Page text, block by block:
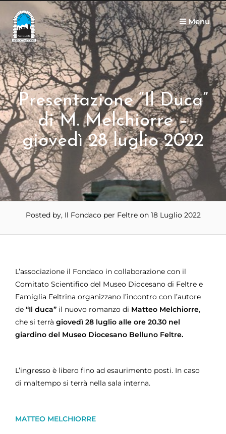
Menu
Presentazione “Il Duca”
di M. Melchiorre –
giovedì 28 luglio 2022
Posted by, Il Fondaco per Feltreon 18 Luglio 2022
L’associazione il Fondaco in collaborazione con il
Comitato Scientifico del Museo Diocesano di Feltre e
Famiglia Feltrina organizzano l’incontro con l’autore
de “Il duca” il nuovo romanzo di Matteo Melchiorre,
che si terrà giovedì 28 luglio alle ore 20.30 nel
giardino del Museo Diocesano Belluno Feltre.
L’ingresso è libero fino ad esaurimento posti. In caso
di maltempo si terrà nella sala interna.
MATTEO MELCHIORRE